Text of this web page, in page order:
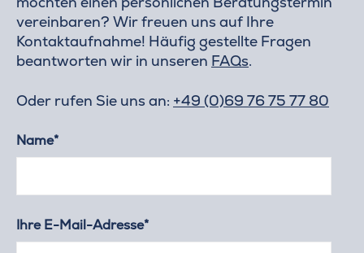
vereinbaren? Wir freuen uns auf Ihre
Kontaktaufnahme! Häufig gestellte Fragen
beantworten wir in unseren FAQs.
Oder rufen Sie uns an: +49 (0)69 76 75 77 80
Name*
Ihre E-Mail-Adresse*